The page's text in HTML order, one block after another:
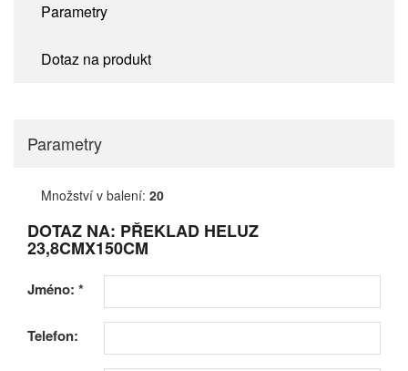
Parametry
Dotaz na produkt
Parametry
Množství v balení: 20
DOTAZ NA: PŘEKLAD HELUZ
23,8CMX150CM
Jméno: *
Telefon: